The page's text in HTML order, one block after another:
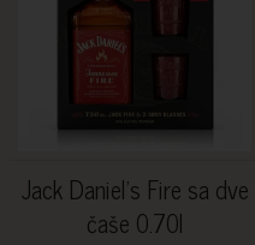
Jack Daniel's Fire sa dve
čaše 0.70l